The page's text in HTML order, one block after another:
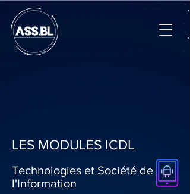
LES MODULES ICDL
Technologies et Société de
l'Information